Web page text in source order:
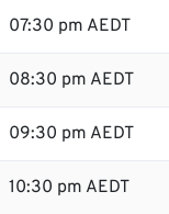
07:30 pm AEDT
08:30 pm AEDT
09:30 pm AEDT
10:30 pm AEDT